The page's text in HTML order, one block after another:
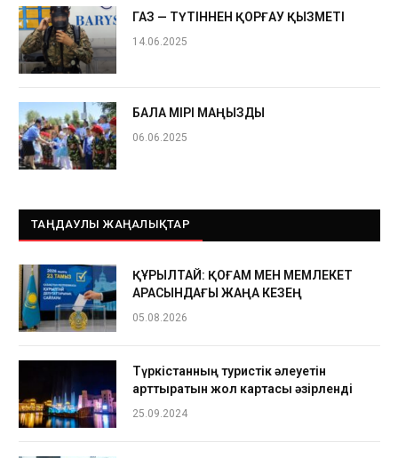
ГАЗ — ТҮТІННЕН ҚОРҒАУ ҚЫЗМЕТІ
14.06.2025
БАЛА ӨМІРІ МАҢЫЗДЫ
06.06.2025
ТАҢДАУЛЫ ЖАҢАЛЫҚТАР
ҚҰРЫЛТАЙ: ҚОҒАМ МЕН МЕМЛЕКЕТ
АРАСЫНДАҒЫ ЖАҢА КЕЗЕҢ
05.08.2026
Түркістанның туристік әлеуетін
арттыратын жол картасы әзірленді
25.09.2024